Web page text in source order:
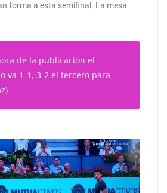
forma a esta semifinal. La mesa
de la publicación el
va 1-1, 3-2 el tercero para